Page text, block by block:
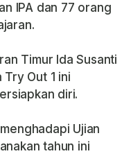
IPA dan 77 orang
Timur Ida Susanti
Out 1 ini
diri.
Ujian
tahun ini